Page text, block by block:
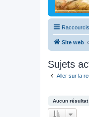
Raccourcis
Site web
Sujets
Aller sur la
Aucun